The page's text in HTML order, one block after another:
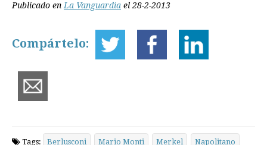
Publicado enLa Vanguardia el 28-2-2013
Compártelo:
Tags: Berlusconi Mario Monti Merkel Napolitano